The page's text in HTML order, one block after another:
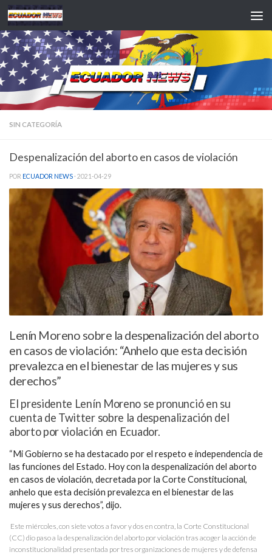
Saltar al contenido
SIN CATEGORÍA
Despenalización del aborto en casos de violación
POR ECUADOR NEWS · 2021-04-29
Lenín Moreno sobre la despenalización del aborto
en casos de violación: “Anhelo que esta decisión
prevalezca en el bienestar de las mujeres y sus
derechos”
El presidente Lenín Moreno se pronunció en su
cuenta de Twitter sobre la despenalización del
aborto por violación en Ecuador.
“Mi Gobierno se ha destacado por el respeto e independencia de
las funciones del Estado. Hoy con la despenalización del aborto
en casos de violación, decretada por la Corte Constitucional,
anhelo que esta decisión prevalezca en el bienestar de las
mujeres y sus derechos”, dijo.
Este miércoles, con siete votos a favor y dos en contra, la Corte Constitucional
(CC) dio paso a la despenalización del aborto por violación tras acoger la acción de
inconstitucionalidad presentada por tres organizaciones de mujeres y de defensa